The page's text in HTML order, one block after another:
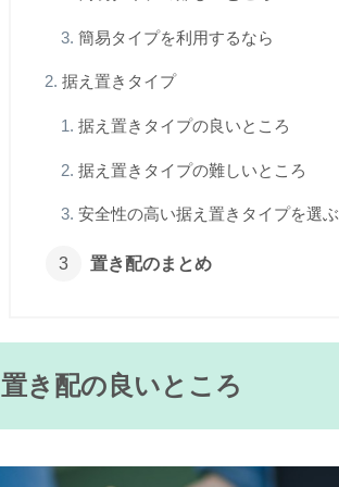
簡易タイプを利用するなら
据え置きタイプ
据え置きタイプの良いところ
据え置きタイプの難しいところ
安全性の高い据え置きタイプを選
置き配のまとめ
置き配の良いところ